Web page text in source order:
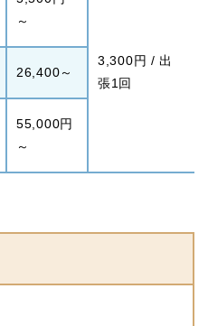
～
3,300円 / 出
張1回
26,400～
55,000円
～